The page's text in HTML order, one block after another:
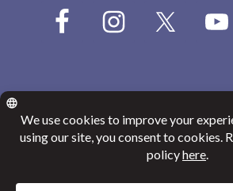
© 2026Canada India
Website Privacy Policy